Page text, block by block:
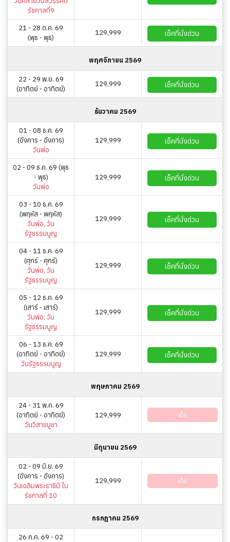
รัชกาลที่9
21 - 28 ต.ค. 69
(พุธ - พุธ)
129,999 เช็คที่นั่งด่วน
พฤศจิกายน 2569
22 - 29 พ.ย. 69
(อาทิตย์ - อาทิตย์)
129,999 เช็คที่นั่งด่วน
ธันวาคม 2569
01 - 08 ธ.ค. 69
(อังคาร - อังคาร)
วันพ่อ
129,999 เช็คที่นั่งด่วน
02 - 09 ธ.ค. 69 (พุธ
- พุธ)
วันพ่อ
129,999 เช็คที่นั่งด่วน
03 - 10 ธ.ค. 69
(พฤหัส - พฤหัส)
วันพ่อ, วัน
รัฐธรรมนูญ
129,999 เช็คที่นั่งด่วน
04 - 11 ธ.ค. 69
(ศุกร์ - ศุกร์)
วันพ่อ, วัน
รัฐธรรมนูญ
129,999 เช็คที่นั่งด่วน
05 - 12 ธ.ค. 69
(เสาร์ - เสาร์)
วันพ่อ, วัน
รัฐธรรมนูญ
129,999 เช็คที่นั่งด่วน
06 - 13 ธ.ค. 69
(อาทิตย์ - อาทิตย์)
วันรัฐธรรมนูญ
129,999 เช็คที่นั่งด่วน
พฤษภาคม 2569
24 - 31 พ.ค. 69
(อาทิตย์ - อาทิตย์)
วันวิสาขบูชา
129,999 เต็ม
มิถุนายน 2569
02 - 09 มิ.ย. 69
(อังคาร - อังคาร)
วันเฉลิมพระราชินี ใน
รัชกาลที่ 10
129,999 เต็ม
กรกฎาคม 2569
26 ก.ค. 69 - 02